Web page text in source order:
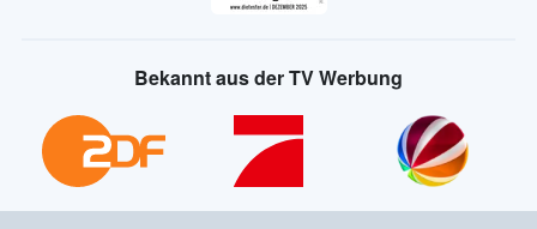
Bekannt aus der TV Werbung